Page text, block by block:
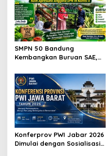
SMPN 50 Bandung
Kembangkan Buruan SAE,
RI Komisi X
Konferprov PWI Jabar 2026
Dimulai dengan Sosialisasi